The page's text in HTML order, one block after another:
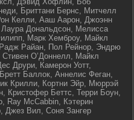
Бриттани Бернс, Митчелл
Келли, Ааш Аарон, Джоэнн
Дональдсон, Мелисса
Марк Хемброу, Майкл
Райан, Пол Рейнор, Эндрю
О’Доннелл, Майкл
Друри, Камерон Уотт,
Баллок, Аннелис Феган,
Крилли, Кортни Эйр, Мюррэй
Кристофер Беттс, Терри Боун,
Ray McCabbin, Кэтерин
Джез Вил, Соня Зангер